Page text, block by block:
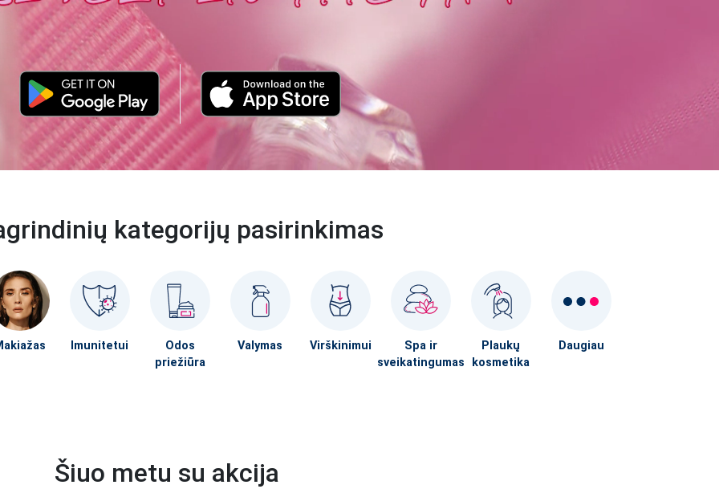
kategorijų pasirinkimas
Imunitetui
Odos
priežiūra
Valymas Virškinimui
Spa ir
sveikatingumas
Plaukų
kosmetika
Daugiau
Šiuo metu su akcija